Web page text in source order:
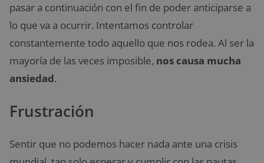
pasar a continuación con el fin de poder anticiparse a
lo que va a ocurrir. Intentamos controlar
constantemente todo aquello que nos rodea. Al ser la
mayoría de las veces imposible, nos causa mucha
ansiedad.
Frustración
Sentir que no podemos hacer nada ante una crisis